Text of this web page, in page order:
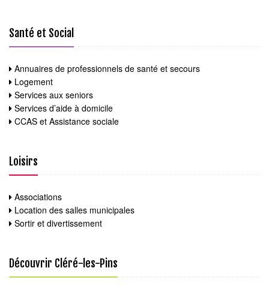
Santé et Social
Annuaires de professionnels de santé et secours
Logement
Services aux seniors
Services d’aide à domicile
CCAS et Assistance sociale
Loisirs
Associations
Location des salles municipales
Sortir et divertissement
Découvrir Cléré-les-Pins